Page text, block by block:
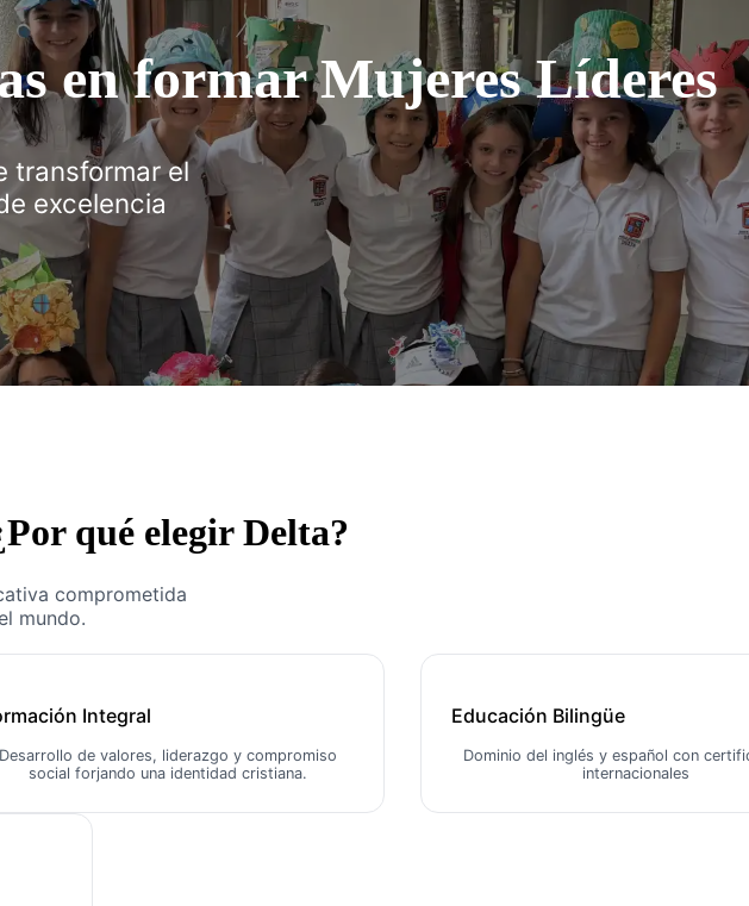
en formar Mujeres Líderes
transformar el
excelencia
qué elegir Delta?
comprometida
mundo.
Integral
Desarrollo de valores, liderazgo y compromiso
social forjando una identidad cristiana.
Educación Bilingüe
Dominio del inglés y español con
internacionales